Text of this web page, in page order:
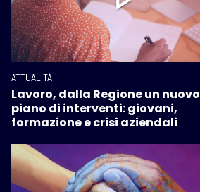
ATTUALITÀ
Lavoro, dalla Regione un nuovo
piano di interventi: giovani,
formazione e crisi aziendali